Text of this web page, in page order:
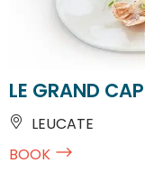
LE GRAND CAP
LEUCATE
BOOK